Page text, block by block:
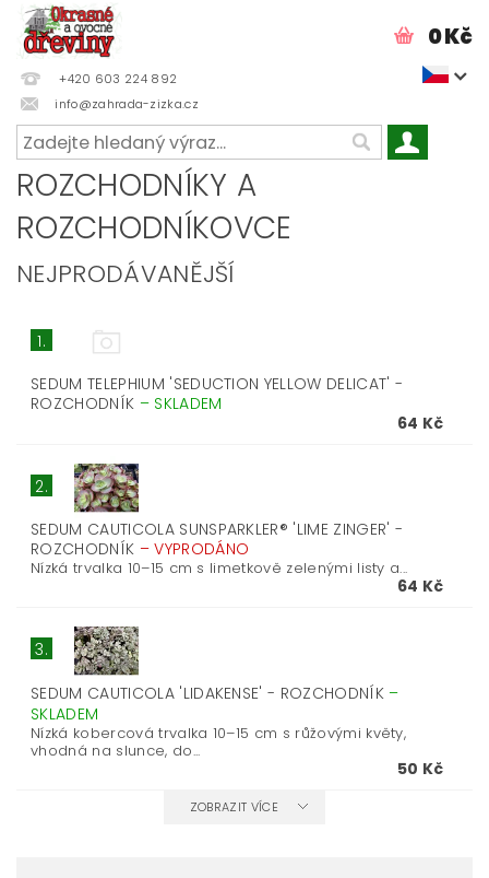
+420 603 224 892
info@zahrada-zizka.cz
0 Kč
ROZCHODNÍKY A
ROZCHODNÍKOVCE
NEJPRODÁVANĚJŠÍ
1.
SEDUM TELEPHIUM 'SEDUCTION YELLOW DELICAT' -
ROZCHODNÍK – SKLADEM
64 Kč
2.
SEDUM CAUTICOLA SUNSPARKLER® 'LIME ZINGER' -
ROZCHODNÍK –VYPRODÁNO
Nízká trvalka 10–15 cm s limetkově zelenými listy a...
64 Kč
3.
SEDUM CAUTICOLA 'LIDAKENSE' - ROZCHODNÍK –
SKLADEM
Nízká kobercová trvalka 10–15 cm s růžovými květy,
vhodná na slunce, do...
50 Kč
ZOBRAZIT VÍCE